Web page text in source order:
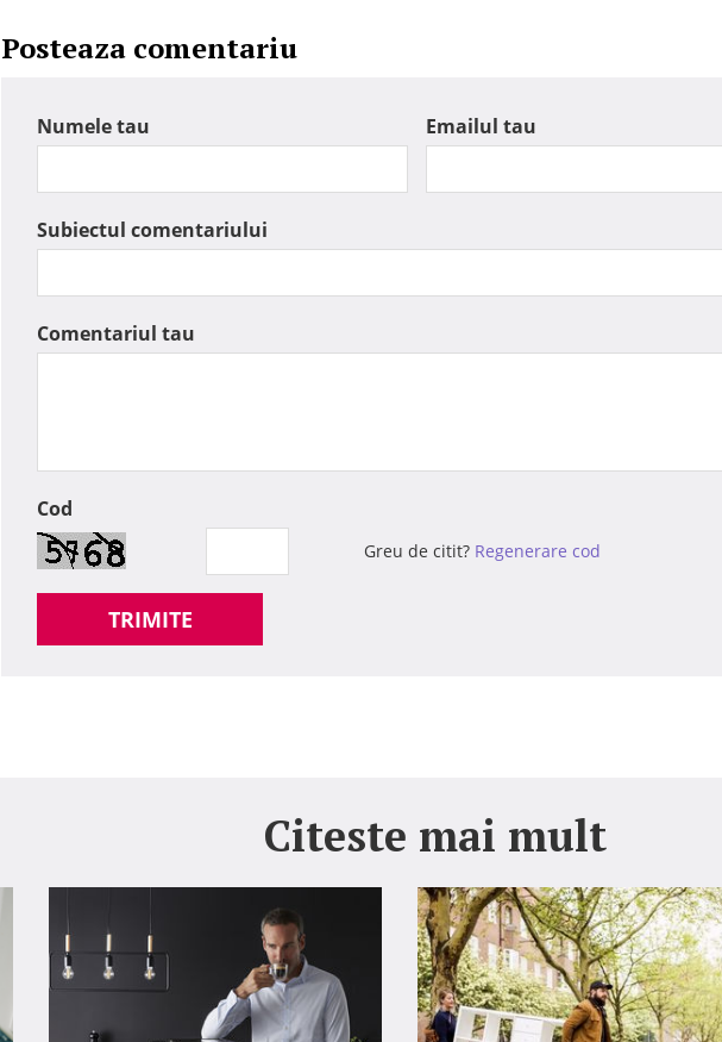
Posteaza comentariu
Numele tau Emailul tau
Subiectul comentariului
Comentariul tau
Cod
Greu de citit? Regenerare cod
TRIMITE
Citeste mai mult